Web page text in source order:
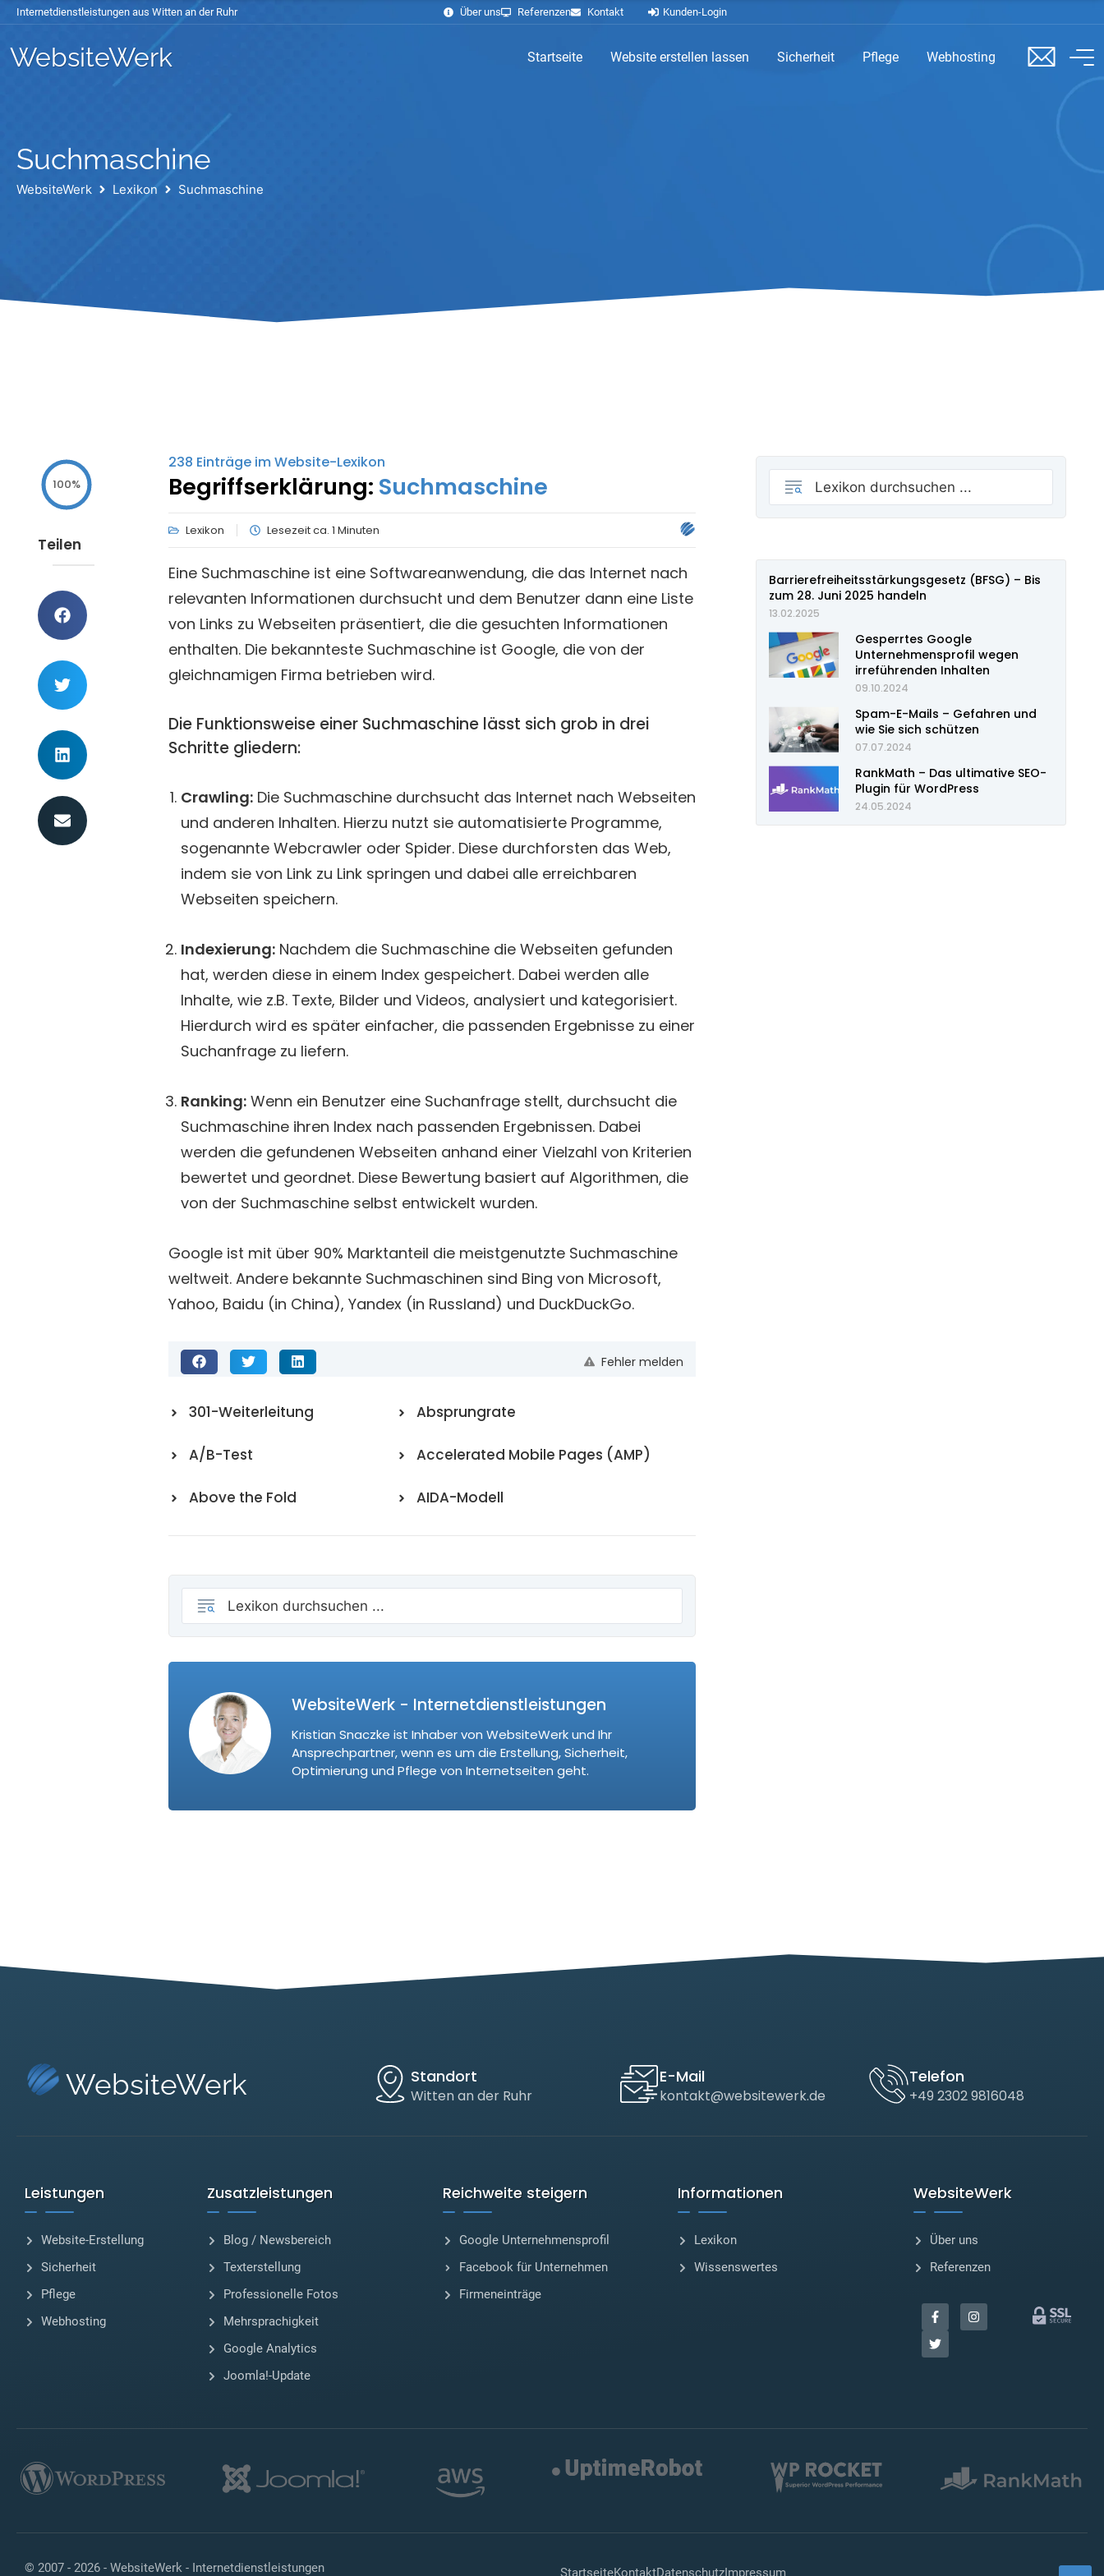
Internetdienstleistungen aus Witten an der Ruhr Über uns Referenzen Kontakt Kunden-Login
WebsiteWerk Startseite Website erstellen lassen Sicherheit Pflege Webhosting
Suchmaschine
WebsiteWerk Lexikon Suchmaschine
100%
Teilen
238 Einträge im Website-Lexikon
Begriffserklärung: Suchmaschine
Lexikon Lesezeit ca. 1 Minuten
Eine Suchmaschine ist eine Softwareanwendung, die das Internet nach
relevanten Informationen durchsucht und dem Benutzer dann eine Liste
von Links zu Webseiten präsentiert, die die gesuchten Informationen
enthalten. Die bekannteste Suchmaschine ist Google, die von der
gleichnamigen Firma betrieben wird.
Die Funktionsweise einer Suchmaschine lässt sich grob in drei
Schritte gliedern:
Crawling: Die Suchmaschine durchsucht das Internet nach Webseiten
und anderen Inhalten. Hierzu nutzt sie automatisierte Programme,
sogenannte Webcrawler oder Spider. Diese durchforsten das Web,
indem sie von Link zu Link springen und dabei alle erreichbaren
Webseiten speichern.
Indexierung: Nachdem die Suchmaschine die Webseiten gefunden
hat, werden diese in einem Index gespeichert. Dabei werden alle
Inhalte, wie z.B. Texte, Bilder und Videos, analysiert und kategorisiert.
Hierdurch wird es später einfacher, die passenden Ergebnisse zu einer
Suchanfrage zu liefern.
Ranking: Wenn ein Benutzer eine Suchanfrage stellt, durchsucht die
Suchmaschine ihren Index nach passenden Ergebnissen. Dabei
werden die gefundenen Webseiten anhand einer Vielzahl von Kriterien
bewertet und geordnet. Diese Bewertung basiert auf Algorithmen, die
von der Suchmaschine selbst entwickelt wurden.
Google ist mit über 90% Marktanteil die meistgenutzte Suchmaschine
weltweit. Andere bekannte Suchmaschinen sind Bing von Microsoft,
Yahoo, Baidu (in China), Yandex (in Russland) und DuckDuckGo.
Fehler melden
301-Weiterleitung
A/B-Test
Above the Fold
Absprungrate
Accelerated Mobile Pages (AMP)
AIDA-Modell
WebsiteWerk - Internetdienstleistungen
Kristian Snaczke ist Inhaber von WebsiteWerk und Ihr
Ansprechpartner, wenn es um die Erstellung, Sicherheit,
Optimierung und Pflege von Internetseiten geht.
Barrierefreiheitsstärkungsgesetz (BFSG) – Bis
zum 28. Juni 2025 handeln
13.02.2025
Gesperrtes Google
Unternehmensprofil wegen
irreführenden Inhalten
09.10.2024
Spam-E-Mails – Gefahren und
wie Sie sich schützen
07.07.2024
RankMath – Das ultimative SEO-
Plugin für WordPress
24.05.2024
WebsiteWerk Standort
Witten an der Ruhr
E-Mail
kontakt@websitewerk.de
Telefon
+49 2302 9816048
Leistungen
Website-Erstellung
Sicherheit
Pflege
Webhosting
Zusatzleistungen
Blog / Newsbereich
Texterstellung
Professionelle Fotos
Mehrsprachigkeit
Google Analytics
Joomla!-Update
Reichweite steigern
Google Unternehmensprofil
Facebook für Unternehmen
Firmeneinträge
Informationen
Lexikon
Wissenswertes
WebsiteWerk
Über uns
Referenzen
© 2007 - 2026 - WebsiteWerk - Internetdienstleistungen StartseiteKontaktDatenschutzImpressum